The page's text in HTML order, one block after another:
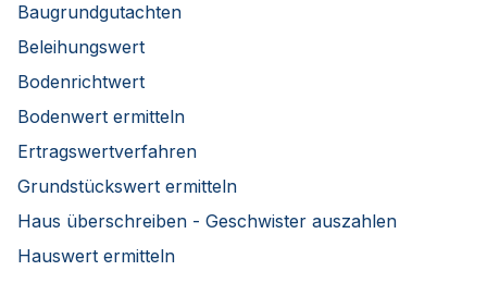
Baugrundgutachten
Beleihungswert
Bodenrichtwert
Bodenwert ermitteln
Ertragswertverfahren
Grundstückswert ermitteln
Haus überschreiben - Geschwister auszahlen
Hauswert ermitteln